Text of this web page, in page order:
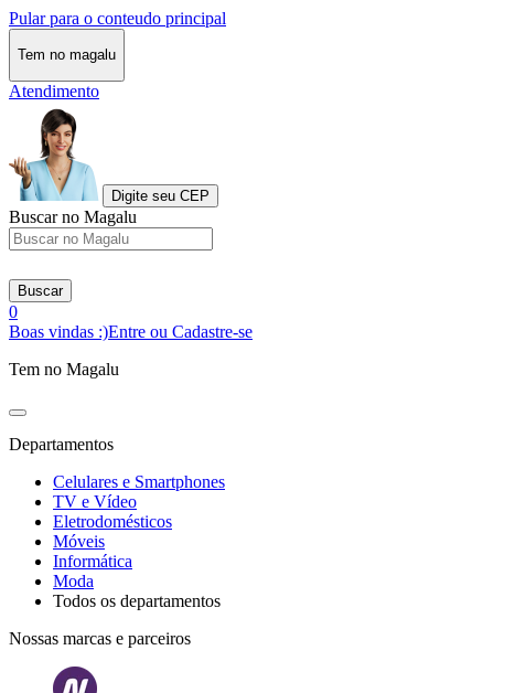
Pular para o conteudo principal
Tem no magalu
Atendimento
Digite seu CEP
Buscar no Magalu
Buscar
0
Boas vindas :)Entre ou Cadastre-se
Tem no Magalu
Departamentos
Celulares e Smartphones
TV e Vídeo
Eletrodomésticos
Móveis
Informática
Moda
Todos os departamentos
Nossas marcas e parceiros